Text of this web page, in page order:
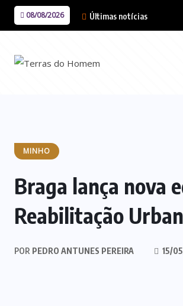
08/08/2026 Últimas notícias
MINHO
Braga lança nova
Reabilitação
POR PEDRO ANTUNES PEREIRA 15/